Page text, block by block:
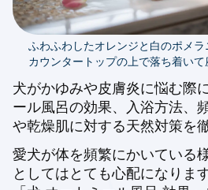
ふわふわしたオレンジと白のポメ
カウンタートップの上で落ち着いて
犬がかゆみや皮膚炎に悩む際
ール風呂の効果、入浴方法、
や乾燥肌に対する天然対策を
愛犬が体を頻繁にかいている
としてはとても心配になりま